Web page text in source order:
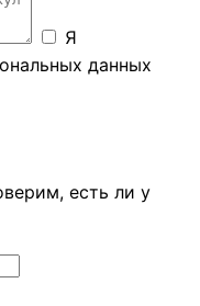
Я
данных
есть ли у